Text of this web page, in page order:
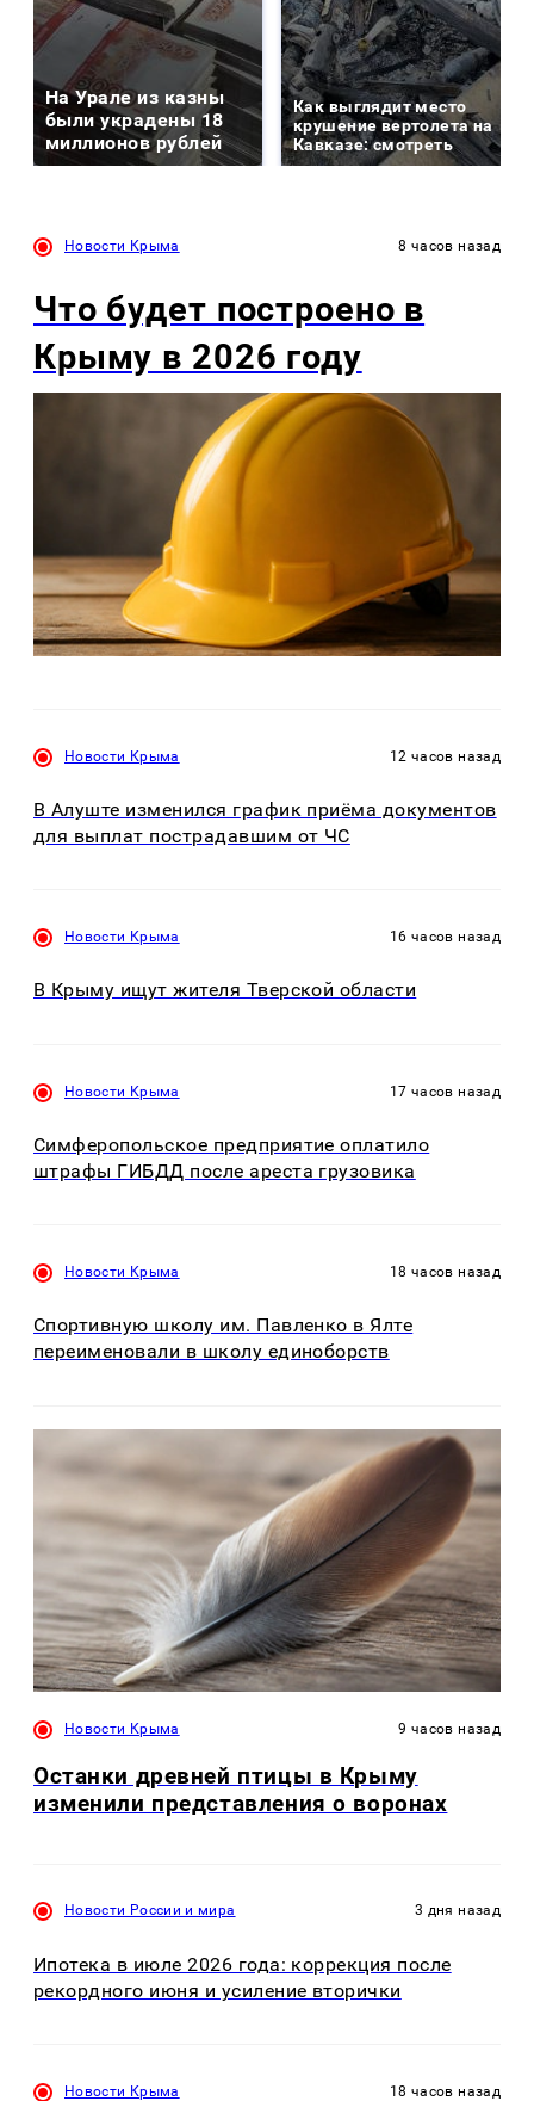
На Урале из казны
были украдены 18
миллионов рублей
Как выглядит место
крушение вертолета на
Кавказе: смотреть
Новости Крыма 8 часов назад
Что будет построено в
Крыму в 2026 году
Новости Крыма 12 часов назад
В Алуште изменился график приёма документов
для выплат пострадавшим от ЧС
Новости Крыма 16 часов назад
В Крыму ищут жителя Тверской области
Новости Крыма 17 часов назад
Симферопольское предприятие оплатило
штрафы ГИБДД после ареста грузовика
Новости Крыма 18 часов назад
Спортивную школу им. Павленко в Ялте
переименовали в школу единоборств
Новости Крыма 9 часов назад
Останки древней птицы в Крыму
изменили представления о воронах
Новости России и мира 3 дня назад
Ипотека в июле 2026 года: коррекция после
рекордного июня и усиление вторички
Новости Крыма 18 часов назад